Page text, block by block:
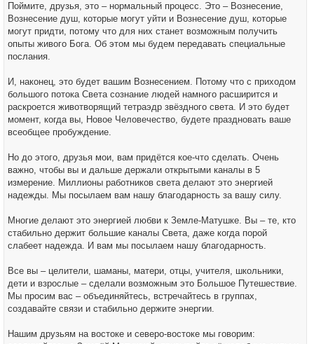
Поймите, друзья, это – нормальный процесс. Это – Вознесение,
Вознесение душ, которые могут уйти и Вознесение душ, которые
могут придти, потому что для них станет возможным получить
опыты живого Бога. Об этом мы будем передавать специальные
послания.
И, наконец, это будет вашим Вознесением. Потому что с приходом
большого потока Света сознание людей намного расширится и
раскроется животворящий тетраэдр звёздного света. И это будет
момент, когда вы, Новое Человечество, будете праздновать ваше
всеобщее пробуждение.
Но до этого, друзья мои, вам придётся кое-что сделать. Очень
важно, чтобы вы и дальше держали открытыми каналы в 5
измерение. Миллионы работников света делают это энергией
надежды. Мы посылаем вам нашу благодарность за вашу силу.
Многие делают это энергией любви к Земле-Матушке. Вы – те, кто
стабильно держит большие каналы Света, даже когда порой
слабеет надежда. И вам мы посылаем нашу благодарность.
Все вы – целители, шаманы, матери, отцы, учителя, школьники,
дети и взрослые – сделали возможным это Большое Путешествие.
Мы просим вас – объединяйтесь, встречайтесь в группах,
создавайте связи и стабильно держите энергии.
Нашим друзьям на востоке и северо-востоке мы говорим: